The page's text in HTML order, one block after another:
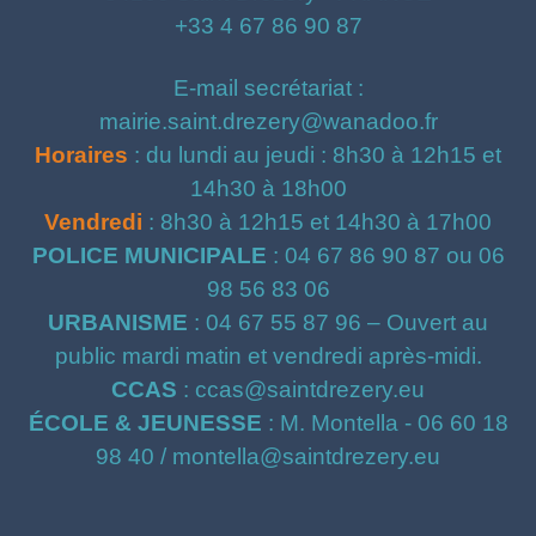
+33 4 67 86 90 87
E-mail secrétariat :
mairie.saint.drezery@wanadoo.fr
Horaires : du lundi au jeudi : 8h30 à 12h15 et
14h30 à 18h00
Vendredi : 8h30 à 12h15 et 14h30 à 17h00
POLICE MUNICIPALE : 04 67 86 90 87 ou 06
98 56 83 06
URBANISME : 04 67 55 87 96 – Ouvert au
public mardi matin et vendredi après-midi.
CCAS : ccas@saintdrezery.eu
ÉCOLE & JEUNESSE : M. Montella - 06 60 18
98 40 / montella@saintdrezery.eu